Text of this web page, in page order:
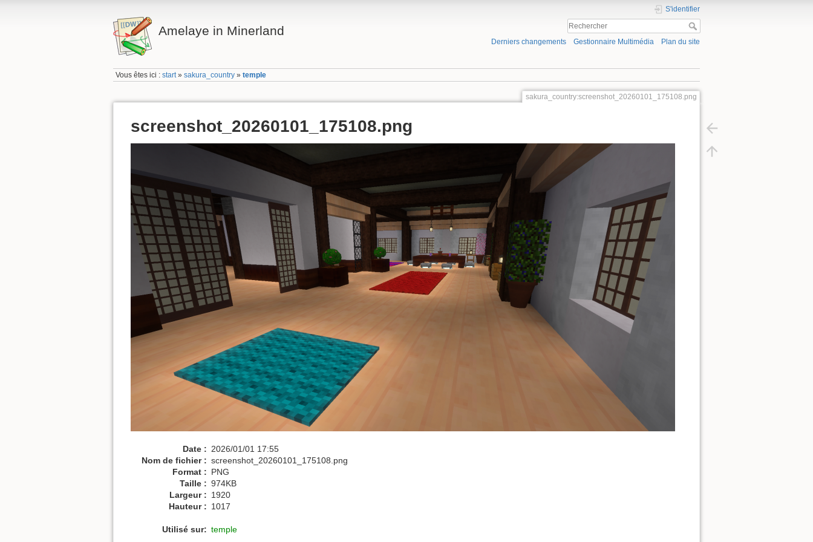
Amelaye in Minerland
S'identifier
Derniers changements Gestionnaire Multimédia Plan du site
Vous êtes ici :start»sakura_country »temple
sakura_country:screenshot_20260101_175108.png
screenshot_20260101_175108.png
Date : 2026/01/01 17:55
Nom de fichier : screenshot_20260101_175108.png
Format : PNG
Taille : 974KB
Largeur : 1920
Hauteur : 1017
Utilisé sur: temple